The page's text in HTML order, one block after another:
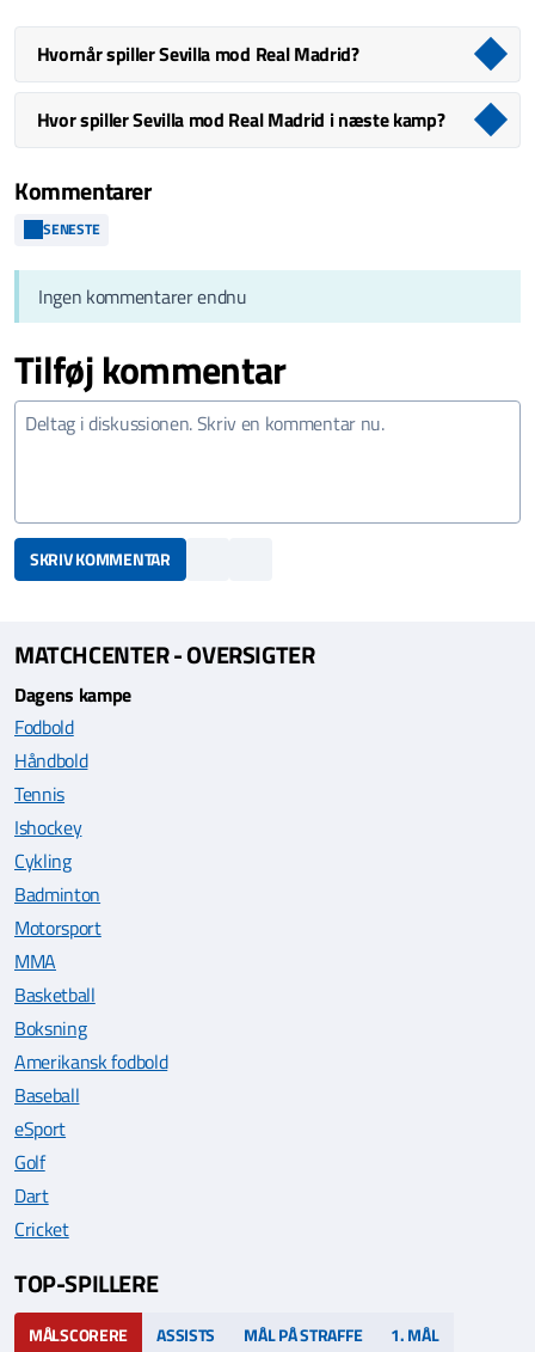
Hvornår spiller Sevilla mod Real Madrid?
Hvor spiller Sevilla mod Real Madrid i næste kamp?
Kommentarer
SENESTE
Ingen kommentarer endnu
Tilføj kommentar
SKRIV KOMMENTAR
MATCHCENTER - OVERSIGTER
Dagens kampe
Fodbold
Håndbold
Tennis
Ishockey
Cykling
Badminton
Motorsport
MMA
Basketball
Boksning
Amerikansk fodbold
Baseball
eSport
Golf
Dart
Cricket
TOP-SPILLERE
MÅLSCORERE ASSISTS MÅL PÅ STRAFFE 1. MÅL